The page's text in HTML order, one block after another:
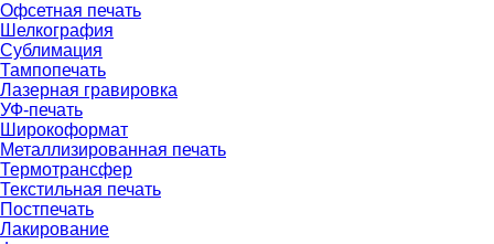
Офсетная печать
Шелкография
Сублимация
Тампопечать
Лазерная гравировка
УФ-печать
Широкоформат
Металлизированная печать
Термотрансфер
Текстильная печать
Постпечать
Лакирование